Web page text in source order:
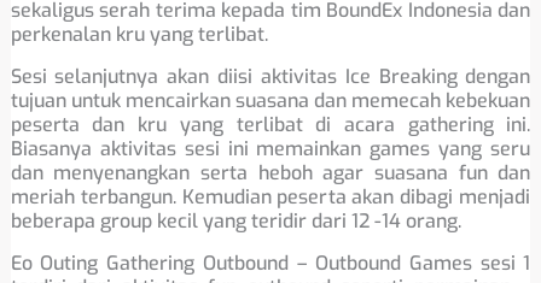
sekaligus serah terima kepada tim BoundEx Indonesia dan
perkenalan kru yang terlibat.
Sesi selanjutnya akan diisi aktivitas Ice Breaking dengan
tujuan untuk mencairkan suasana dan memecah kebekuan
peserta dan kru yang terlibat di acara gathering ini.
Biasanya aktivitas sesi ini memainkan games yang seru
dan menyenangkan serta heboh agar suasana fun dan
meriah terbangun. Kemudian peserta akan dibagi menjadi
beberapa group kecil yang teridir dari 12 -14 orang.
Eo Outing Gathering Outbound – Outbound Games sesi 1